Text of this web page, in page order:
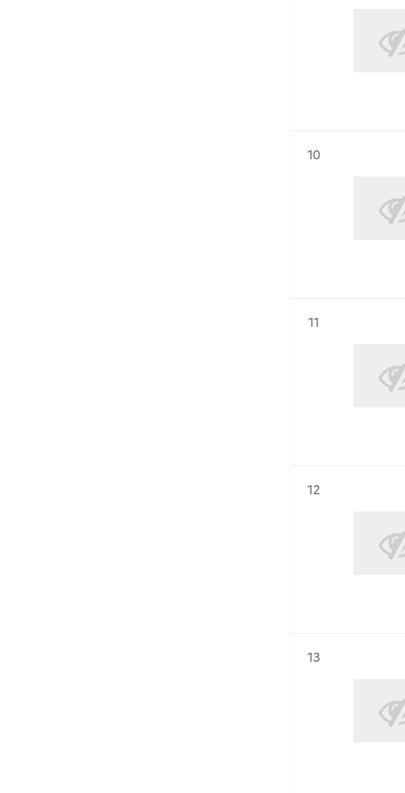
Résultat n°
10
Résultat n°
11
Résultat n°
12
Résultat n°
13